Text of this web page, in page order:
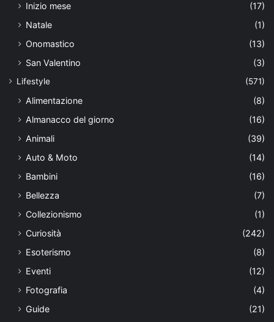
Inizio mese
(17)
Natale
(1)
Onomastico
(13)
San Valentino
(3)
Lifestyle (571)
Alimentazione
(8)
Almanacco del giorno
(16)
Animali
(39)
Auto & Moto
(14)
Bambini
(16)
Bellezza
(7)
Collezionismo
(1)
Curiosità
(242)
Esoterismo
(8)
Eventi
(12)
Fotografia
(4)
Guide
(21)